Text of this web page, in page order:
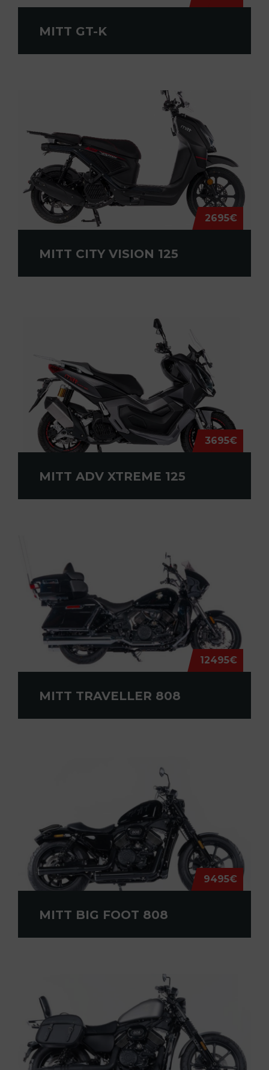
MITT GT-K
2695€
MITT CITY VISION 125
3695€
MITT ADV XTREME 125
12495€
MITT TRAVELLER 808
9495€
MITT BIG FOOT 808